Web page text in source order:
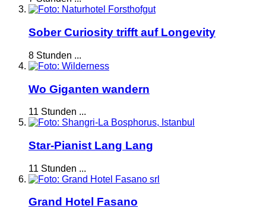
Sober Curiosity trifft auf Longevity
8 Stunden ...
Wo Giganten wandern
11 Stunden ...
Star-Pianist Lang Lang
11 Stunden ...
Grand Hotel Fasano